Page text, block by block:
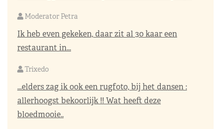
Moderator Petra
Ik heb even gekeken, daar zit al 30 kaar een
restaurant in...
Trixedo
...elders zag ik ook een rugfoto, bij het dansen :
allerhoogst bekoorlijk !! Wat heeft deze
bloedmooie..